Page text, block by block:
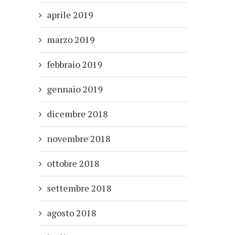
aprile 2019
marzo 2019
febbraio 2019
gennaio 2019
dicembre 2018
novembre 2018
ottobre 2018
settembre 2018
agosto 2018